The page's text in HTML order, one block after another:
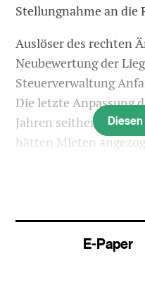
Stellungnahme an die
Auslöser des rechten
Neubewertung der
Steuerverwaltung
Die letzte Anpassung
Jahren seither seien
hätten Mieten
weiterhin 4 Prozent
E-Paper